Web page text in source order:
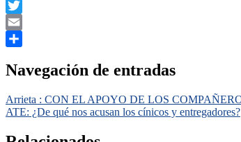
Facebook
Twitter
Email
Navegación de entradas
Arrieta : CON EL APOYO DE LOS
ATE: ¿De qué nos acusan los cínicos y entregadores?